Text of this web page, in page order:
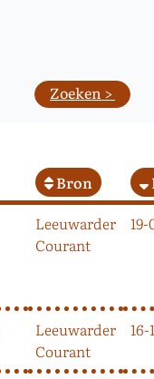
Bron
Leeuwarder
Courant
19-
Leeuwarder
Courant
16-